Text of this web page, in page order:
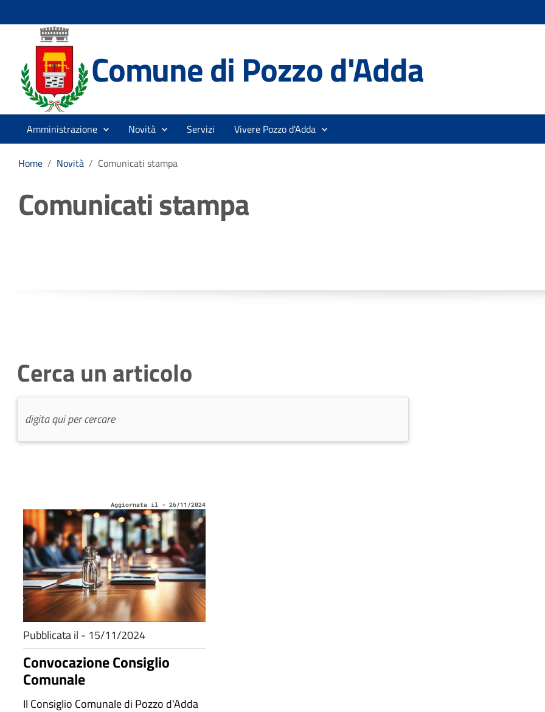
Comune di Pozzo d'Adda
Amministrazione Novità Servizi Vivere Pozzo d'Adda
Home / Novità / Comunicati stampa
Comunicati stampa
Cerca un articolo
Aggiornata il - 26/11/2024
Pubblicata il - 15/11/2024
Convocazione Consiglio
Comunale
Il Consiglio Comunale di Pozzo d'Adda